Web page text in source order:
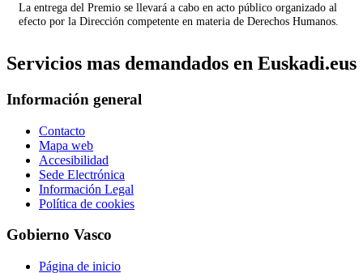
La entrega del Premio se llevará a cabo en acto público organizado al
efecto por la Dirección competente en materia de Derechos Humanos.
Servicios mas demandados en Euskadi.eus
Información general
Contacto
Mapa web
Accesibilidad
Sede Electrónica
Información Legal
Política de cookies
Gobierno Vasco
Página de inicio